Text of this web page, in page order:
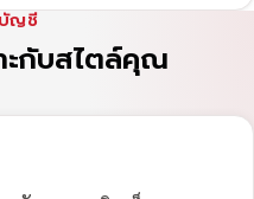
บัญชี
ะกับสไตล์คุณ